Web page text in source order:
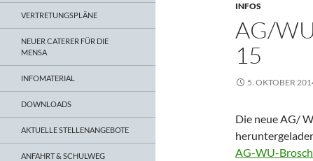
INFOS
AG/
15
5. OKTOBER
Die neue AG/
AG-WU-
VERTRETUNGSPLÄNE
NEUER CATERER FÜR DIE
MENSA
INFOMATERIAL
DOWNLOADS
AKTUELLE STELLENANGEBOTE
ANFAHRT & SCHULWEG